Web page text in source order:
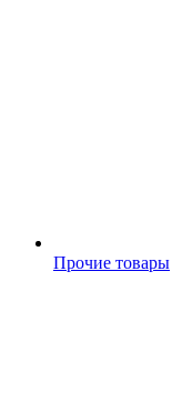
Прочие товары